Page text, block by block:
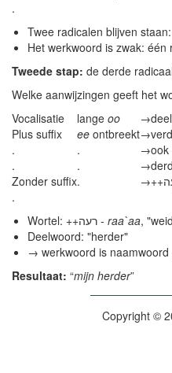
.
Het werkwoord is zwak: één
Tweede stap: de derde
Welke aanwijzingen geeft het
Vocalisatie
lange oo →
Plus suffix
ee ontbreekt→
.
. →ook
.
. →
Zonder suffix. →
.
Wortel: ++רעה - raa`aa,
Deelwoord: "herder"
→ werkwoord is naamwoord
Resultaat: “mijn herder”
Copyright ©